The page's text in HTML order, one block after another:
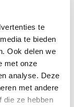
te
te bieden
Ook delen we
met onze
analyse. Deze
met andere
die ze hebben
studenten